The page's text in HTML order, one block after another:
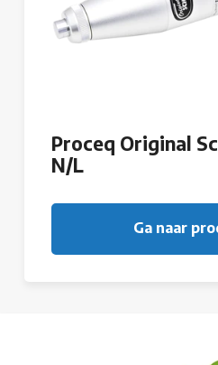
Proceq Original
N/L
Ga naar